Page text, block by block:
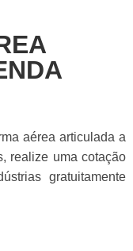
aérea articulada a
realize uma cotação
gratuitamente